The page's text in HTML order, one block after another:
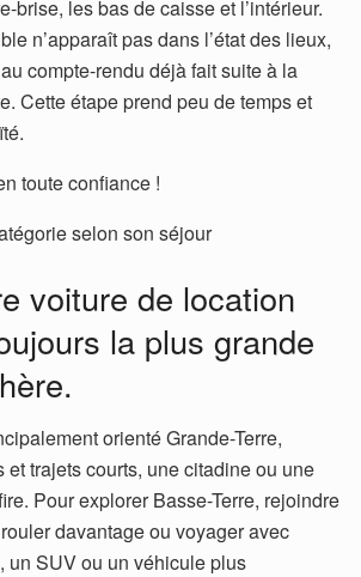
brise, les bas de caisse et l’intérieur.
n’apparaît pas dans l’état des lieux,
compte-rendu déjà fait suite à la
Cette étape prend peu de temps et
toute confiance !
selon son séjour
voiture de location
la plus grande
orienté Grande-Terre,
et trajets courts, une citadine ou une
Pour explorer Basse-Terre, rejoindre
davantage ou voyager avec
un SUV ou un véhicule plus